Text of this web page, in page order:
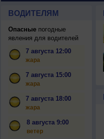
ВОДИТЕЛЯМ
Опасныепогодные
явления для водителей
7 августа 12:00
жара
7 августа 15:00
жара
7 августа 18:00
жара
8 августа 9:00
ветер